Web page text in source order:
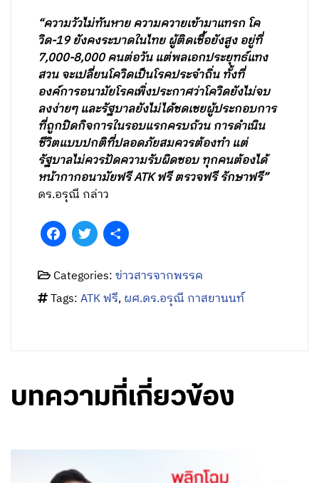
“ความวัวไม่ทันหาย ความควายเข้ามาแทรก โค
วิด-19 ยังคงระบาดในไทย ผู้ติดเชื้อยังสูง อยู่ที่
7,000-8,000 คนต่อวัน แต่พลเอกประยุทธ์แทง
สวน จะเปลี่ยนโควิดเป็นโรคประจำถิ่น ทั้งที่
องค์การอนามัยโรคเพิ่งประกาศว่าโควิดยังไม่จบ
ลงง่ายๆ และรัฐบาลยังไม่ได้ชดเชยผู้ประกอบการ
ที่ถูกปิดกิจการในรอบแรกครบถ้วน การดำเนิน
ชีวิตแบบปกติที่ปลอดภัยสมควรต้องทำ แต่
รัฐบาลไม่ควรปัดความรับผิดชอบ ทุกคนต้องได้
หน้ากากอนามัยฟรี ATK ฟรี ตรวจฟรี รักษาฟรี”
ดร.อรุณี กล่าว
FacebookTwitter
Categories:ข่าวสารจากพรรค
Tags:ATK ฟรี,ผศ.ดร.อรุณี กาสยานนท์
บทความที่เกี่ยวข้อง